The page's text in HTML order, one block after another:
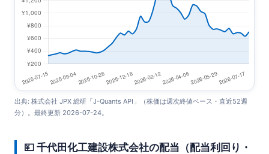
出典: 株式会社 JPX 総研「J-Quants API」（株価は週次終値ベース・直近52週
分）。最終更新 2026-07-24。
💴 千代田化工建設株式会社の配当（配当利回り・